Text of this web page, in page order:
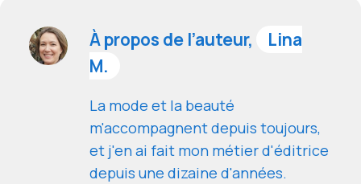
À propos de l’auteur,
Lina
M.
La mode et la beauté
m'accompagnent depuis toujours,
et j'en ai fait mon métier d'éditrice
depuis une dizaine d'années.